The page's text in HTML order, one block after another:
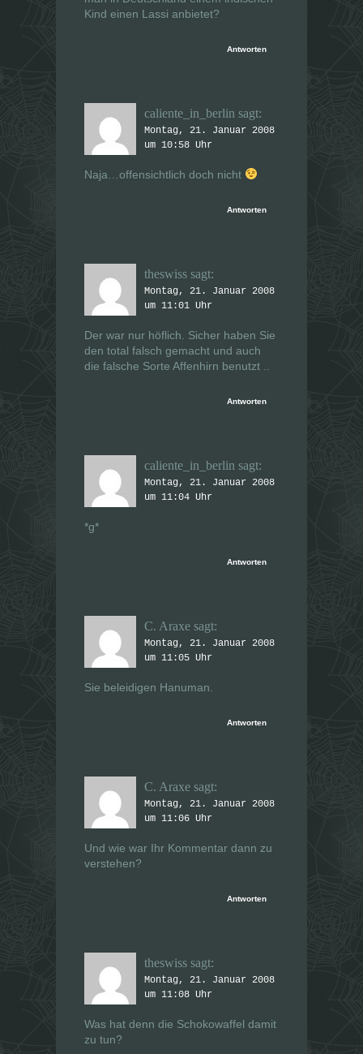
Kind einen Lassi anbietet?
Antworten
caliente_in_berlin sagt:
Montag, 21. Januar 2008
um 10:58 Uhr
Naja…offensichtlich doch nicht
Antworten
theswiss sagt:
Montag, 21. Januar 2008
um 11:01 Uhr
Der war nur höflich. Sicher haben Sie
den total falsch gemacht und auch
die falsche Sorte Affenhirn benutzt ..
Antworten
caliente_in_berlin sagt:
Montag, 21. Januar 2008
um 11:04 Uhr
*g*
Antworten
C. Araxe sagt:
Montag, 21. Januar 2008
um 11:05 Uhr
Sie beleidigen Hanuman.
Antworten
C. Araxe sagt:
Montag, 21. Januar 2008
um 11:06 Uhr
Und wie war Ihr Kommentar dann zu
verstehen?
Antworten
theswiss sagt:
Montag, 21. Januar 2008
um 11:08 Uhr
Was hat denn die Schokowaffel damit
zu tun?